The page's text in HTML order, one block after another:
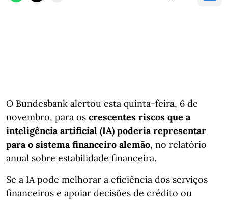
O Bundesbank alertou esta quinta-feira, 6 de
novembro, para os crescentes riscos que a
inteligência artificial (IA) poderia representar
para o sistema financeiro alemão, no relatório
anual sobre estabilidade financeira.
Se a IA pode melhorar a eficiência dos serviços
financeiros e apoiar decisões de crédito ou